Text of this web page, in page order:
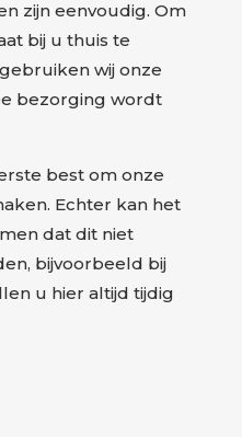
zijn eenvoudig. Om
bij u thuis te
wij onze
bezorging wordt
best om onze
Echter kan het
dat dit niet
bijvoorbeeld bij
u hier altijd tijdig